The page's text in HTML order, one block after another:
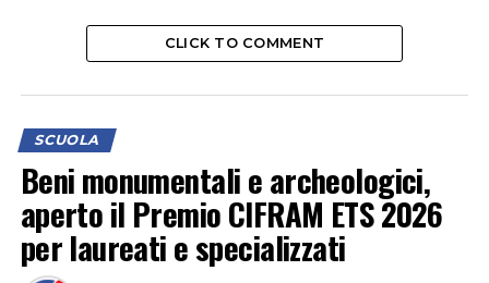
CLICK TO COMMENT
SCUOLA
Beni monumentali e archeologici,
aperto il Premio CIFRAM ETS 2026
per laureati e specializzati